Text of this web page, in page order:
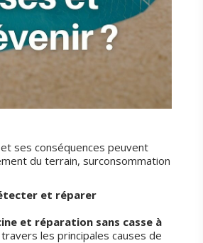
ses conséquences peuvent
du terrain, surconsommation
et réparer
et réparation sans casse à
les principales causes de